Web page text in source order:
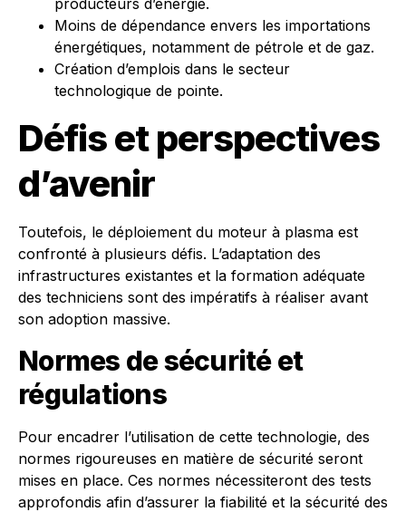
Moins de dépendance envers les importations
énergétiques, notamment de pétrole et de gaz.
Création d’emplois dans le secteur
technologique de pointe.
Défis et perspectives
d’avenir
Toutefois, le déploiement du moteur à plasma est
confronté à plusieurs défis. L’adaptation des
infrastructures existantes et la formation adéquate
des techniciens sont des impératifs à réaliser avant
son adoption massive.
Normes de sécurité et
régulations
Pour encadrer l’utilisation de cette technologie, des
normes rigoureuses en matière de sécurité seront
mises en place. Ces normes nécessiteront des tests
approfondis afin d’assurer la fiabilité et la sécurité des